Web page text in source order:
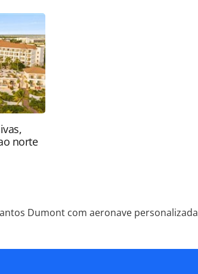
é protegido pela legislação
sem autorização da
norte
Dumont com aeronave personalizada